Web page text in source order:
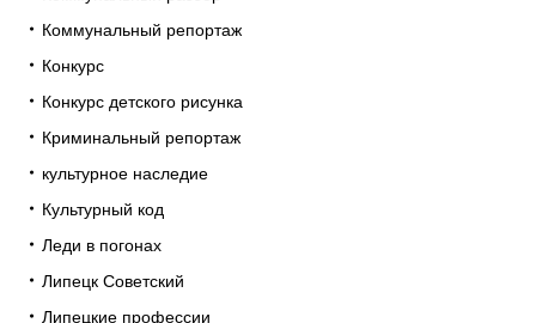
Коммунальный репортаж
Конкурс
Конкурс детского рисунка
Криминальный репортаж
культурное наследие
Культурный код
Леди в погонах
Липецк Советский
Липецкие профессии